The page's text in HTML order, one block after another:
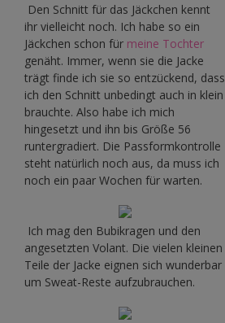
Den Schnitt für das Jäckchen kennt
ihr vielleicht noch. Ich habe so ein
Jäckchen schon für meine Tochter
genäht. Immer, wenn sie die Jacke
trägt finde ich sie so entzückend, dass
ich den Schnitt unbedingt auch in klein
brauchte. Also habe ich mich
hingesetzt und ihn bis Größe 56
runtergradiert. Die Passformkontrolle
steht natürlich noch aus, da muss ich
noch ein paar Wochen für warten.
Ich mag den Bubikragen und den
angesetzten Volant. Die vielen kleinen
Teile der Jacke eignen sich wunderbar
um Sweat-Reste aufzubrauchen.